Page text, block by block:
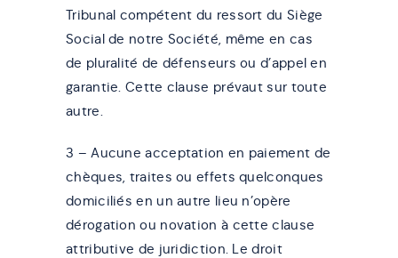
Tribunal compétent du ressort du Siège
Social de notre Société, même en cas
de pluralité de défenseurs ou d’appel en
garantie. Cette clause prévaut sur toute
autre.
3 – Aucune acceptation en paiement de
chèques, traites ou effets quelconques
domiciliés en un autre lieu n’opère
dérogation ou novation à cette clause
attributive de juridiction. Le droit